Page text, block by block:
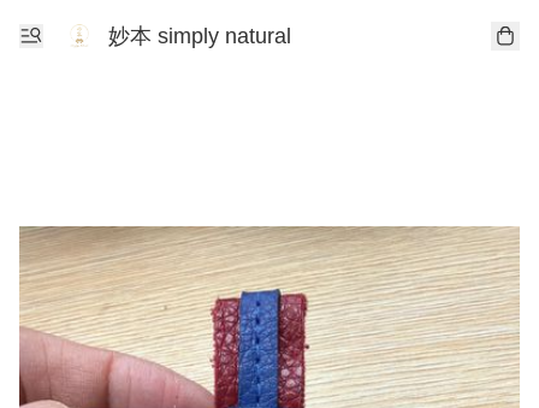
妙本 simply natural